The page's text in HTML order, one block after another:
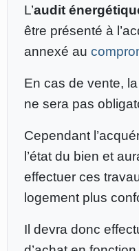
L’audit
être présenté à
annexé au
En cas de vente,
ne sera pas
Cependant
l’état du bien et
effectuer ces
logement plus
Il devra donc